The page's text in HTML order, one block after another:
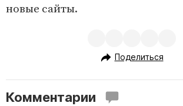
новые сайты.
Поделиться
Комментарии